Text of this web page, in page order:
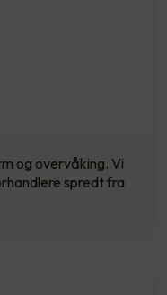
og overvåking. Vi
spredt fra